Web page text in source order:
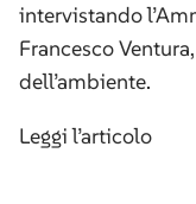
intervistando
Francesco
dell’ambiente.
Leggi l’articolo